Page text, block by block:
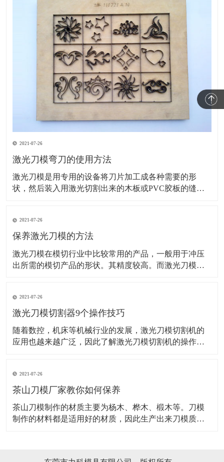
2021-07-26
激光刀模弯刀的使用方法
激光刀模是用专用的设备将刀片加工成各种需要的形
状，然后装入用激光切割出来的木板或PVC胶板的缝隙
旧模具的调整：基本上旧模具安装在机床上刀尖刀口对
齐一致就可以了。如模具的刀尖大小厚度不一、装夹部
2021-07-26
保养激光刀模的方法
激光刀模在模切行业中比较常用的产品，一般用于冲压
出所需的模切产品的形状。其精度较高。而激光刀模的
的操作机械，保养也是很好控制衰老和老化的一种最优
先的方法，并且还能保证下次使用的时候激光刀模能更
2021-07-26
激光刀模切割器9个操作技巧
随着数控，机床等机械行业的发展，激光刀模切割机的
应用也越来越广泛，因此了解激光刀模切割机的操作应
须穿戴劳保用品。 2、操作者必须经过严格培训，才能上
岗，对不要不熟悉激光刀模切割机操作要领
2021-07-26
茶山刀模厂家教你如何保养
​茶山刀模制作的材质主要为杨木、桦木、椴木等。刀模
制作的材料都是适用好的材质，因此生产出来刀模质量